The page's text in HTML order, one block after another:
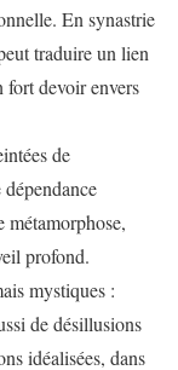
En synastrie
traduire un lien
fort devoir envers
de
profond.
mystiques :
de désillusions
idéalisées, dans